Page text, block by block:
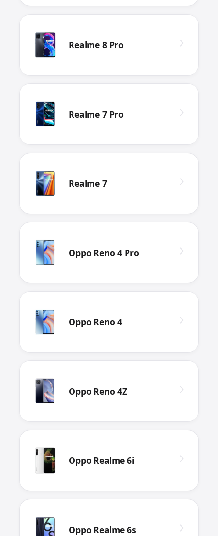
Realme 8 Pro
Realme 7 Pro
Realme 7
Oppo Reno 4 Pro
Oppo Reno 4
Oppo Reno 4Z
Oppo Realme 6i
Oppo Realme 6s